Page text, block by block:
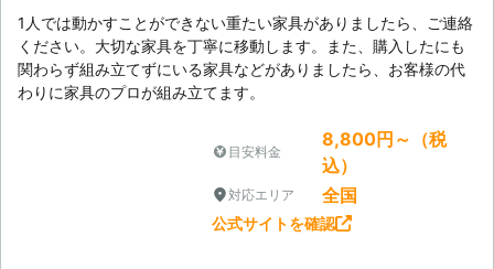
1人では動かすことができない重たい家具がありましたら、ご連絡
ください。大切な家具を丁寧に移動します。また、購入したにも
関わらず組み立てずにいる家具などがありましたら、お客様の代
わりに家具のプロが組み立てます。
目安料金
8,800円～（税
込）
対応エリア 全国
公式サイトを確認